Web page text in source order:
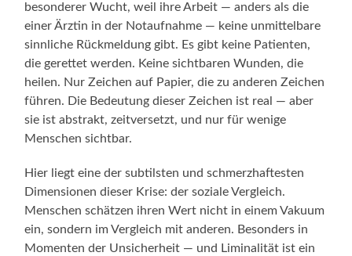
besonderer Wucht, weil ihre Arbeit — anders als die
einer Ärztin in der Notaufnahme — keine unmittelbare
sinnliche Rückmeldung gibt. Es gibt keine Patienten,
die gerettet werden. Keine sichtbaren Wunden, die
heilen. Nur Zeichen auf Papier, die zu anderen Zeichen
führen. Die Bedeutung dieser Zeichen ist real — aber
sie ist abstrakt, zeitversetzt, und nur für wenige
Menschen sichtbar.
Hier liegt eine der subtilsten und schmerzhaftesten
Dimensionen dieser Krise: der soziale Vergleich.
Menschen schätzen ihren Wert nicht in einem Vakuum
ein, sondern im Vergleich mit anderen. Besonders in
Momenten der Unsicherheit — und Liminalität ist ein